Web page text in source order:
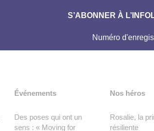
S’ABONNER À
Numéro
Événements
Des poses qui ont un
sens : « Moving for
Nos héros
Rosalie, la
résiliente